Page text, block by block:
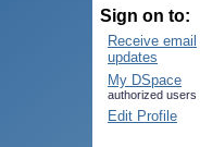
Sign on to:
Receive email
updates
My DSpace
authorized users
Edit Profile